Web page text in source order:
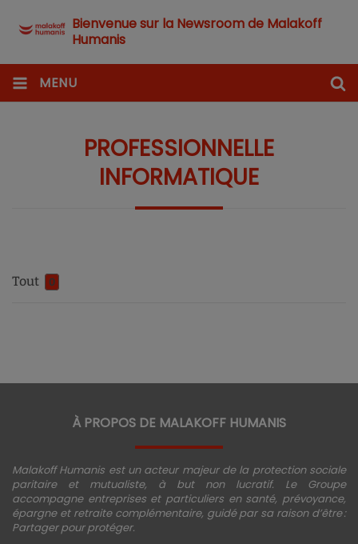
Bienvenue sur la Newsroom de Malakoff
Humanis
MENU
PROFESSIONNELLE
INFORMATIQUE
Tout 0
À PROPOS DE MALAKOFF HUMANIS
Malakoff Humanis est un acteur majeur de la protection sociale
paritaire et mutualiste, à but non lucratif. Le Groupe
accompagne entreprises et particuliers en santé, prévoyance,
épargne et retraite complémentaire, guidé par sa raison d’être :
Partager pour protéger.